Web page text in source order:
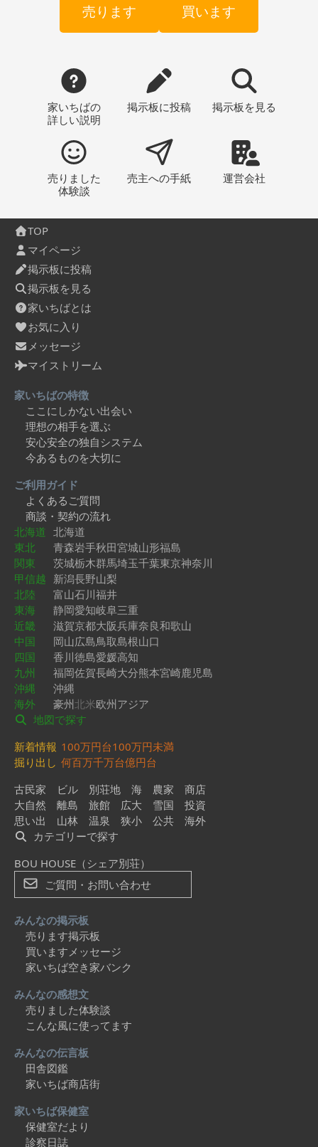
売ります 買います
家いちばの
詳しい説明
掲示板に投稿 掲示板 を見る
売りました
体験談
売主への手紙 運営会社
TOP
マイページ
掲示板に投稿
掲示板を見る
家いちばとは
お気に入り
メッセージ
マイストリーム
家いちばの特徴
ここにしかない出会い
理想の相手を選ぶ
安心安全の独自システム
今あるものを大切に
ご利用ガイド
よくあるご質問
商談・契約の流れ
北海道 北海道
東北
青森岩手秋田宮城山形福島
関東
茨城栃木群馬埼玉千葉東京神奈川
甲信越 新潟長野山梨
北陸
富山石川福井
東海
静岡愛知岐阜三重
近畿
滋賀京都大阪兵庫奈良和歌山
中国
岡山広島鳥取島根山口
四国
香川徳島愛媛高知
九州
福岡佐賀長崎大分熊本宮崎鹿児島
沖縄
沖縄
海外
豪州北米欧州アジア
地図で探す
新着情報 100万円台100万円未満
掘り出し 何百万千万台億円台
古民家
ビル 別荘地 海 農家
商店
大自然
離島 旅館 広大 雪国
投資
思い出
山林 温泉 狭小 公共
海外
カテゴリーで探す
BOU HOUSE（シェア別荘）
ご質問・お問い合わせ
みんなの掲示板
売ります掲示板
買いますメッセージ
家いちば空き家バンク
みんなの感想文
売りました体験談
こんな風に使ってます
みんなの伝言板
田舎図鑑
家いちば商店街
家いちば保健室
保健室だより
診察日誌